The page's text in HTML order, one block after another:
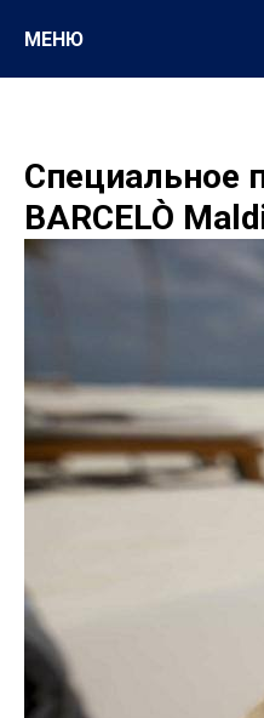
МЕНЮ
Cпециальное
BARCELÒ